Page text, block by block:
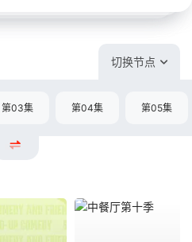
切换节点
第03集 第04集 第05集